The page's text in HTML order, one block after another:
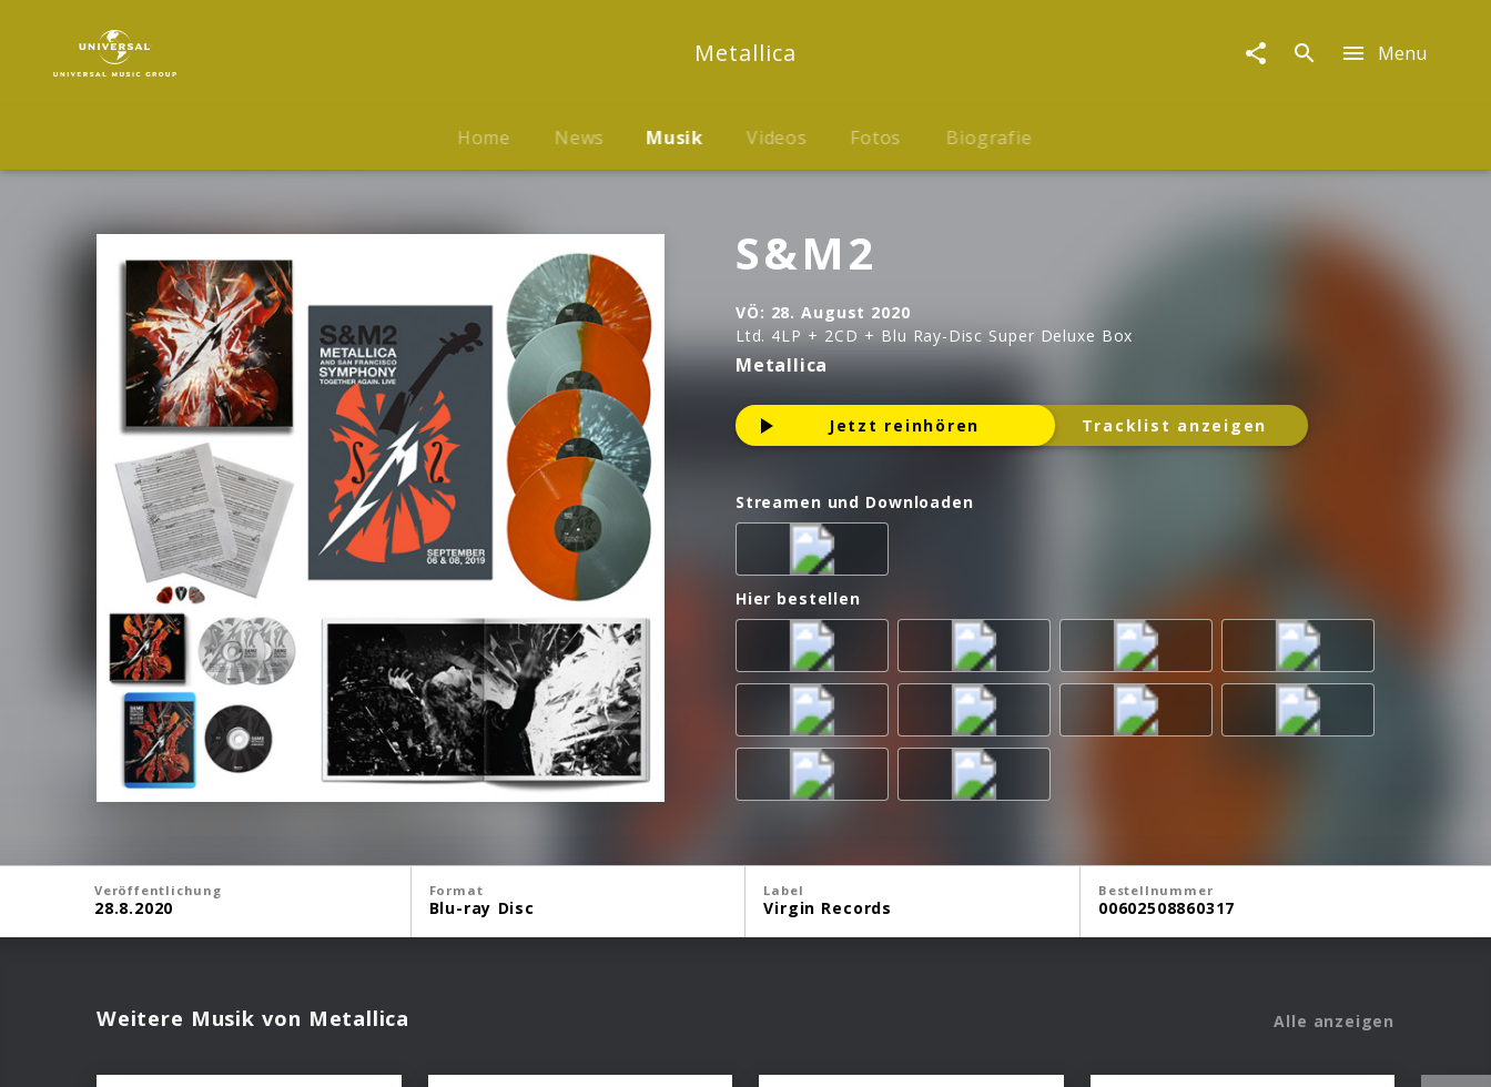
Musik
Metallica Menu
Home News Musik Videos Fotos Biografie
S&M2
VÖ: 28. August 2020
Ltd. 4LP + 2CD + Blu Ray-Disc Super Deluxe Box
Metallica
Jetzt reinhören Tracklist anzeigen
Streamen und Downloaden
Hier bestellen
Veröffentlichung
28.8.2020
Format
Blu-ray Disc
Label
Virgin Records
Bestellnummer
00602508860317
Weitere Musik von Metallica Alle anzeigen